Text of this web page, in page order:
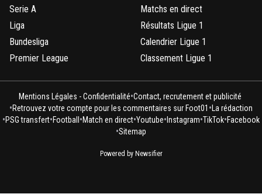
Serie A
Liga
Bundesliga
Premier League
Matchs en direct
Résultats Ligue 1
Calendrier Ligue 1
Classement Ligue 1
Mentions Légales - Confidentialité•Contact, recrutement et publicité
•Retrouvez votre compte pour les commentaires sur Foot01 •La rédaction
•PSG transfert•Football •Match en direct•Youtube• Instagram•TikTok•Facebook
•Sitemap
Powered by Newsifier